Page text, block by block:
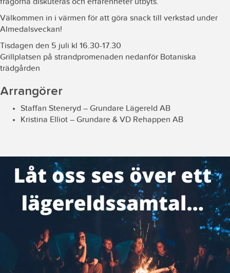
frågorna diskuteras och erfarenheter utbyts.
Välkommen in i värmen för att göra snack till verkstad under
Almedalsveckan!
Tisdagen den 5 juli kl 16.30-17.30
Grillplatsen på strandpromenaden nedanför Botaniska
trädgården
Arrangörer
Staffan Steneryd – Grundare Lägereld AB
Kristina Elliot – Grundare & VD Rehappen AB